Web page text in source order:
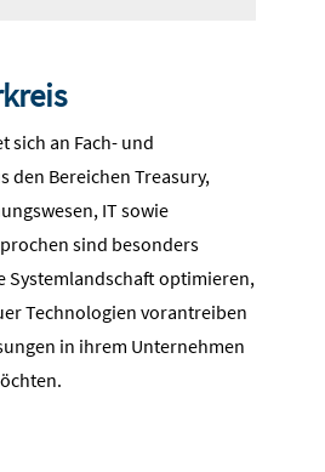
sich an Fach- und
den Bereichen Treasury,
IT sowie
sind besonders
Systemlandschaft optimieren,
Technologien vorantreiben
in ihrem Unternehmen